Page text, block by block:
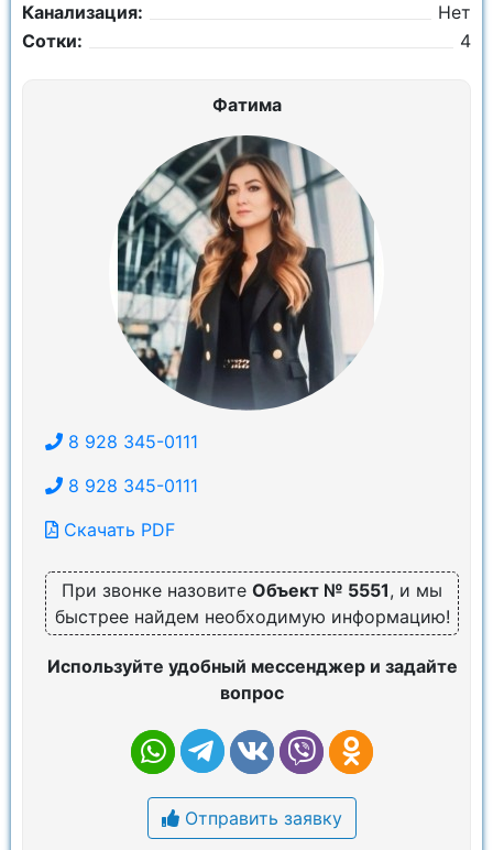
Канализация:
Нет
Сотки:
4
Фатима
8 928 345-0111
8 928 345-0111
Скачать PDF
При звонке назовите Объект № 5551, и мы
быстрее найдем необходимую информацию!
Используйте удобный мессенджер и задайте
вопрос
Отправить заявку